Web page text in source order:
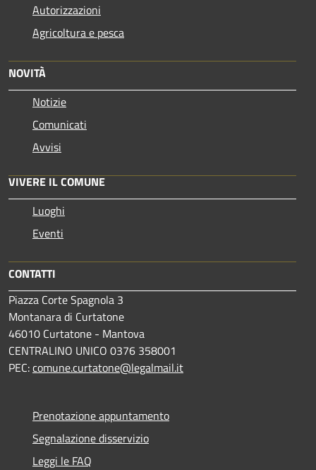
Autorizzazioni
Agricoltura e pesca
NOVITÀ
Notizie
Comunicati
Avvisi
VIVERE IL COMUNE
Luoghi
Eventi
CONTATTI
Piazza Corte Spagnola 3
Montanara di Curtatone
46010 Curtatone - Mantova
CENTRALINO UNICO 0376 358001
PEC:comune.curtatone@legalmail.it
Prenotazione appuntamento
Segnalazione disservizio
Leggi le FAQ